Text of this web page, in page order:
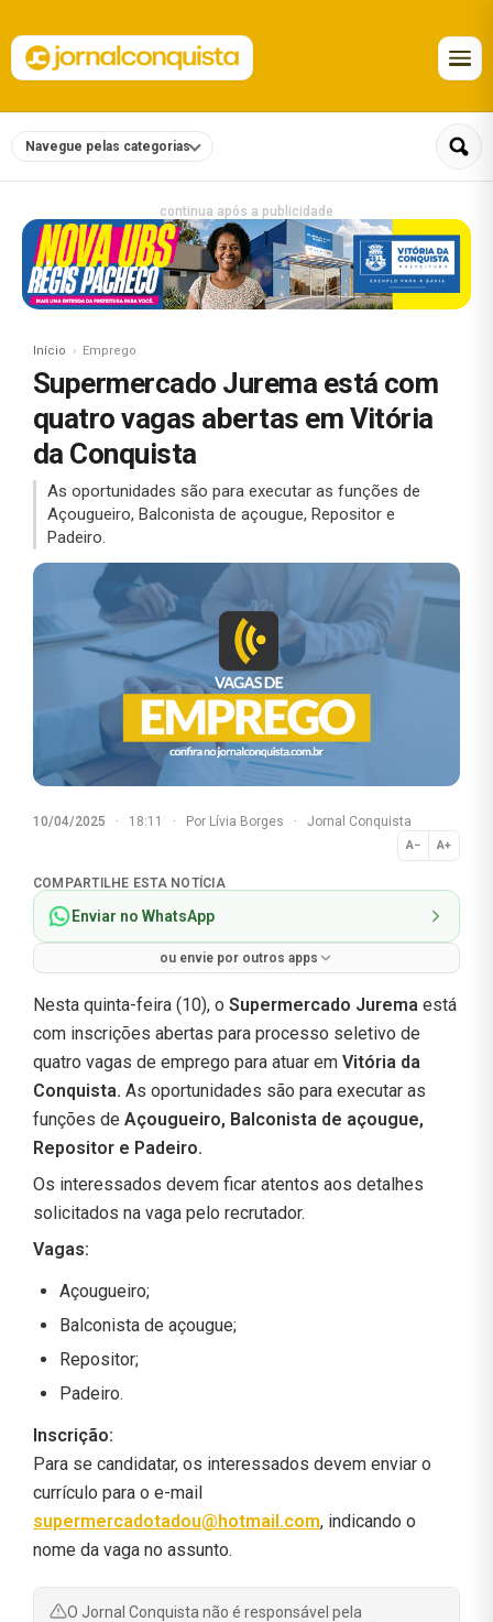
Navegue pelas categorias
continua após a publicidade
Início Emprego
Supermercado Jurema está com
quatro vagas abertas em Vitória
da Conquista
As oportunidades são para executar as funções de
Açougueiro, Balconista de açougue, Repositor e
Padeiro.
10/04/2025 · 18:11 · Por Lívia Borges · Jornal Conquista
A− A+
Normal
COMPARTILHE ESTA NOTÍCIA
Enviar no WhatsApp
ou envie por outros apps
Nesta quinta-feira (10), o Supermercado Jurema está
com inscrições abertas para processo seletivo de
quatro vagas de emprego para atuar em Vitória da
Conquista. As oportunidades são para executar as
funções de Açougueiro, Balconista de açougue,
Repositor e Padeiro.
Os interessados devem ficar atentos aos detalhes
solicitados na vaga pelo recrutador.
Vagas:
Açougueiro;
Balconista de açougue;
Repositor;
Padeiro.
Inscrição:
Para se candidatar, os interessados devem enviar o
currículo para o e-mail
supermercadotadou@hotmail.com, indicando o
nome da vaga no assunto.
O Jornal Conquista não é responsável pela